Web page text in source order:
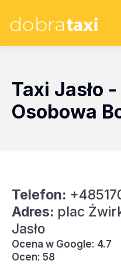
Taxi Jasło
Osobowa
Telefon:
Adres: plac
Jasło
Ocena w Google: 4.7
Ocen: 58